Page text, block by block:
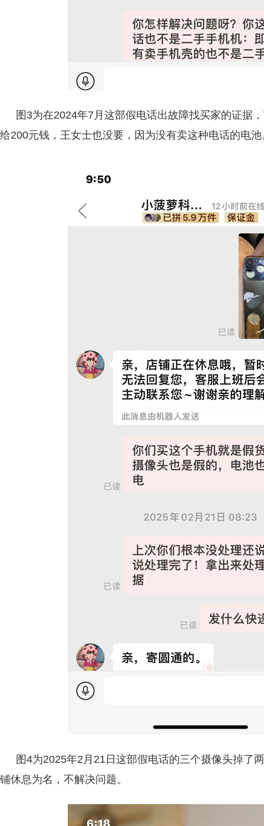
图3为在2024年7月这部假电话出故障找买家的证据
给200元钱，王女士也没要，因为没有卖这种电话的电池
图4为2025年2月21日这部假电话的三个摄像头掉了
铺休息为名，不解决问题。